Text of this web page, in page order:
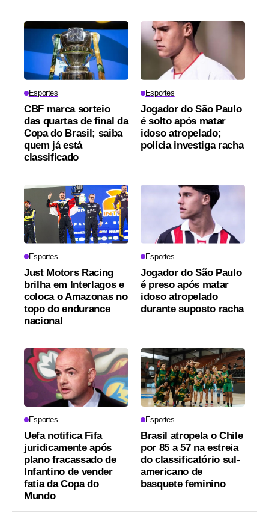
Esportes
CBF marca sorteio
das quartas de final da
Copa do Brasil; saiba
quem já está
classificado
Esportes
Jogador do São Paulo
é solto após matar
idoso atropelado;
polícia investiga racha
Esportes
Just Motors Racing
brilha em Interlagos e
coloca o Amazonas no
topo do endurance
nacional
Esportes
Jogador do São Paulo
é preso após matar
idoso atropelado
durante suposto racha
Esportes
Uefa notifica Fifa
juridicamente após
plano fracassado de
Infantino de vender
fatia da Copa do
Mundo
Esportes
Brasil atropela o Chile
por 85 a 57 na estreia
do classificatório sul-
americano de
basquete feminino